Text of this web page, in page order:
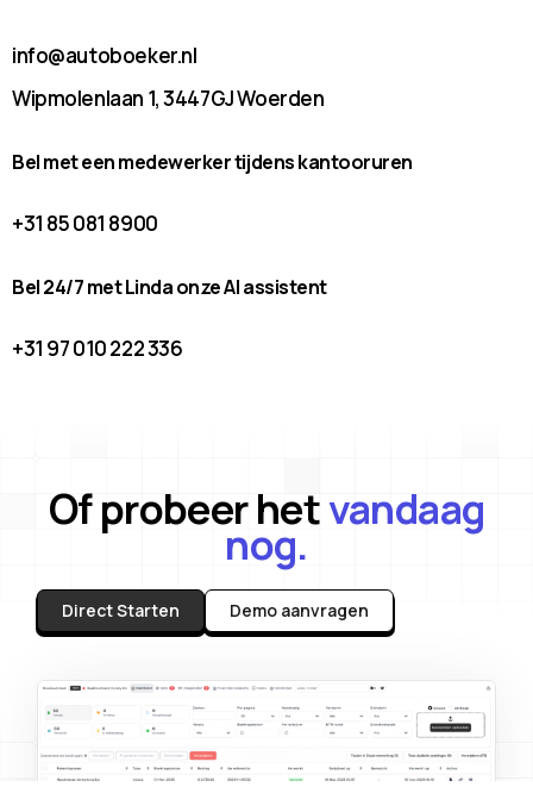
info@autoboeker.nl
Wipmolenlaan 1, 3447GJ Woerden
Bel met een medewerker tijdens kantooruren
+31 85 081 8900
Bel 24/7 met Linda onze AI assistent
+31 97 010 222 336
Of probeer hetvandaag
nog.
Direct Starten Demo aanvragen